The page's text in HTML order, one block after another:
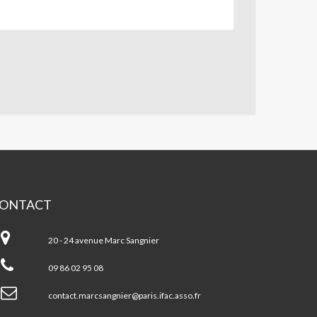
20 - 24 avenue Marc Sangnier
09 86 02 95 08
contact.marcsangnier@paris.ifac.asso.fr